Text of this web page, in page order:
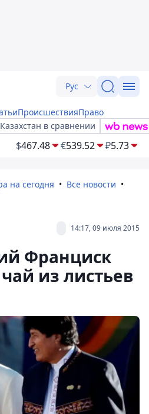
Рус
ПроисшествияПраво
в сравнении
$467.48 €539.52 ₽5.73
на сегодня
Все новости
14:17, 09 июля 2015
Франциск
из листьев